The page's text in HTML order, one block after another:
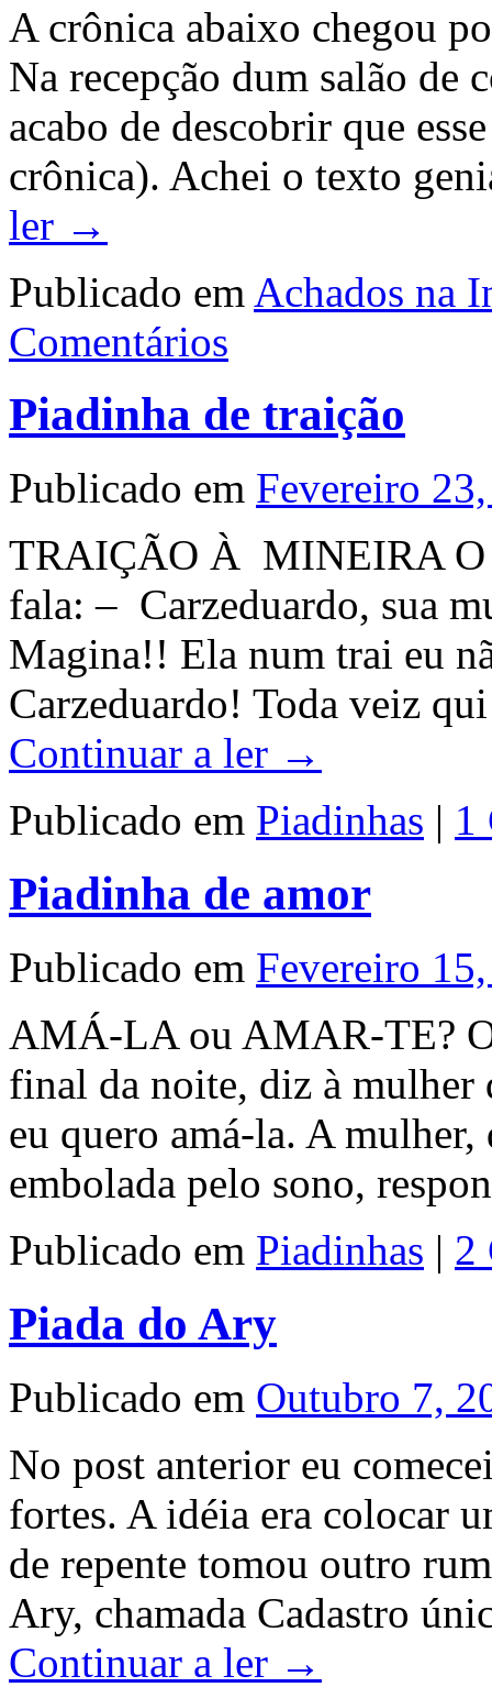
A crônica abaixo chegou
Na recepção dum salão de
acabo de descobrir que
crônica). Achei o texto
ler →
Publicado em Achados na
Comentários
Piadinha de traição
Publicado em Fevereiro
TRAIÇÃO À MINEIRA O
fala: – Carzeduardo, sua
Magina!! Ela num trai eu
Carzeduardo! Toda veiz
Continuar a ler →
Publicado em Piadinhas | 1
Piadinha de amor
Publicado em Fevereiro
AMÁ-LA ou AMAR-TE? O
final da noite, diz à mulher
eu quero amá-la. A
embolada pelo sono,
Publicado em Piadinhas | 2
Piada do Ary
Publicado em Outubro 7,
No post anterior eu
fortes. A idéia era colocar
de repente tomou outro
Ary, chamada Cadastro
Continuar a ler →